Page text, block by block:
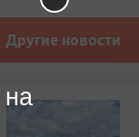
Другие новости